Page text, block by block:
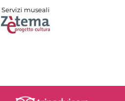
Servizi museali